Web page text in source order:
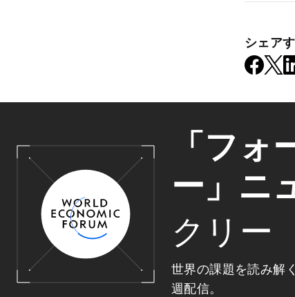
シェア
「フォ
ー」ニ
クリー
世界の課題を読み解
週配信。